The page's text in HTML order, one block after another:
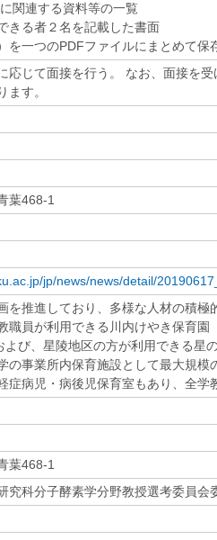
関連する資料等の一覧
きる者２名を記載した書面
を一つのPDFファイルにまとめて保
応じて面接を行う。 なお、面接を
ます。
葉468-1
jp/news/news/detail/
を推進しており、多様な人材の積極
職員が利用できる川内けやき保育
び、星陵地区の方が利用できる星
の事業所内保育施設として最大規模
症病児・病後児保育室もあり、全学
葉468-1
究科分子酵素学分野教授選考委員会